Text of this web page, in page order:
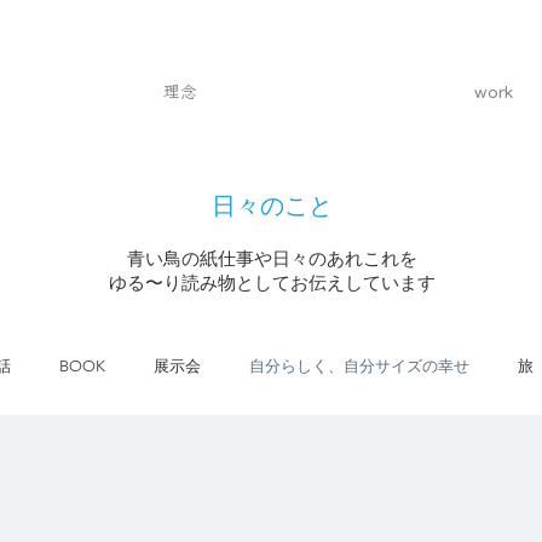
理念 work
日々のこと
青い鳥の紙仕事や日々のあれこれを
ゆる〜り読み物としてお伝えしています
BOOK 展示会 自分らしく、自分サイズの幸せ 旅